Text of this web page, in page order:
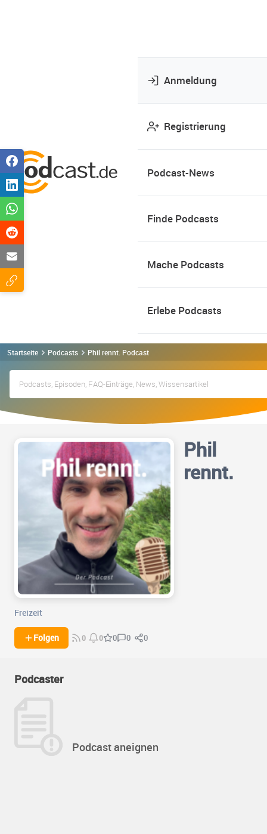
Anmeldung
Registrierung
Podcast-News
Finde Podcasts
Mache Podcasts
Erlebe Podcasts
Startseite Podcasts Phil rennt. Podcast
Phil
rennt.
Freizeit
Folgen 0 0 0 0 0
Podcaster
Podcast aneignen